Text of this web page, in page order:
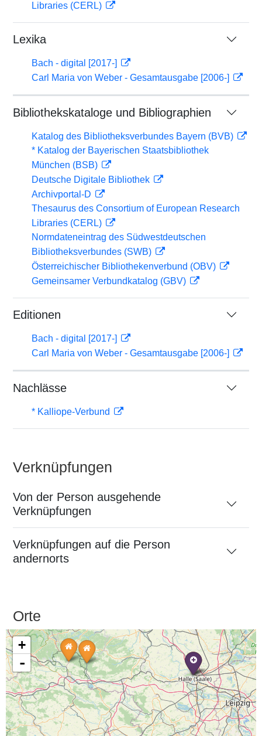
Libraries (CERL)
Lexika
Bach - digital [2017-]
Carl Maria von Weber - Gesamtausgabe [2006-]
Bibliothekskataloge und Bibliographien
Katalog des Bibliotheksverbundes Bayern (BVB)
* Katalog der Bayerischen Staatsbibliothek
München (BSB)
Deutsche Digitale Bibliothek
Archivportal-D
Thesaurus des Consortium of European Research
Libraries (CERL)
Normdateneintrag des Südwestdeutschen
Bibliotheksverbundes (SWB)
Österreichischer Bibliothekenverbund (OBV)
Gemeinsamer Verbundkatalog (GBV)
Editionen
Bach - digital [2017-]
Carl Maria von Weber - Gesamtausgabe [2006-]
Nachlässe
* Kalliope-Verbund
Verknüpfungen
Von der Person ausgehende
Verknüpfungen
Verknüpfungen auf die Person
andernorts
Orte
+
-